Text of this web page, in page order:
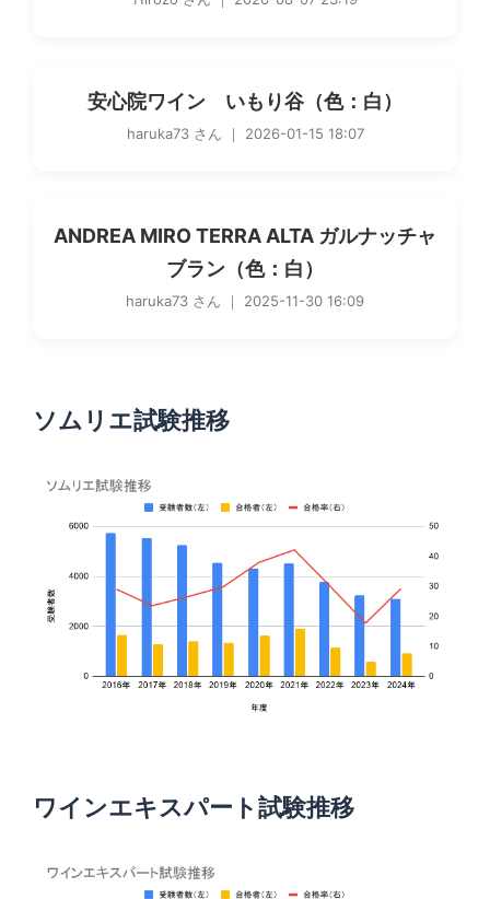
安心院ワイン いもり谷（色：白）
haruka73 さん ｜ 2026-01-15 18:07
ANDREA MIRO TERRA ALTA ガルナッチャ
ブラン（色：白）
haruka73 さん ｜ 2025-11-30 16:09
ソムリエ試験推移
ワインエキスパート試験推移